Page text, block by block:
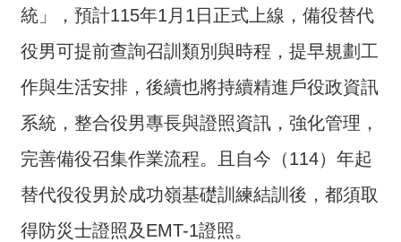
流
首
網
導
統」，預計115年1月1日正式上線，備役替代
役男可提前查詢召訓類別與時程，提早規劃工
作與生活安排，後續也將持續精進戶役政資訊
系統，整合役男專長與證照資訊，強化管理，
完善備役召集作業流程。且自今（114）年起
替代役役男於成功嶺基礎訓練結訓後，都須取
得防災士證照及EMT-1證照。